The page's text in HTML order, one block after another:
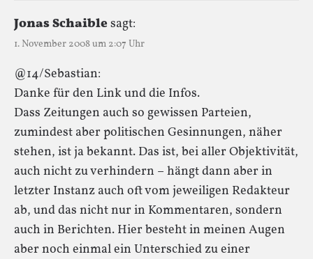
Jonas Schaiblesagt:
1. November 2008 um 2:07 Uhr
@14/Sebastian:
Danke für den Link und die Infos.
Dass Zeitungen auch so gewissen Parteien,
zumindest aber politischen Gesinnungen, näher
stehen, ist ja bekannt. Das ist, bei aller Objektivität,
auch nicht zu verhindern – hängt dann aber in
letzter Instanz auch oft vom jeweiligen Redakteur
ab, und das nicht nur in Kommentaren, sondern
auch in Berichten. Hier besteht in meinen Augen
aber noch einmal ein Unterschied zu einer